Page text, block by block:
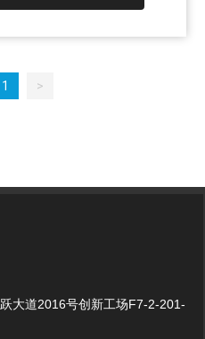
1 >
大道2016号创新工场F7-2-201-